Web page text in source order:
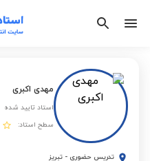
مهدی اکبری
استاد تایید شده
سطح استاد:
تدریس حضوری - تبریز